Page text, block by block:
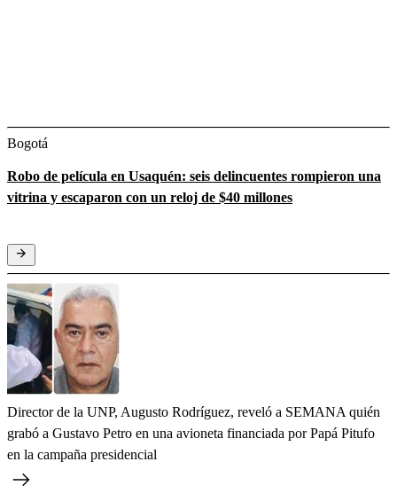
Bogotá
Robo de película en Usaquén: seis delincuentes rompieron una
vitrina y escaparon con un reloj de $40 millones
Director de la UNP, Augusto Rodríguez, reveló a SEMANA quién
grabó a Gustavo Petro en una avioneta financiada por Papá Pitufo
en la campaña presidencial